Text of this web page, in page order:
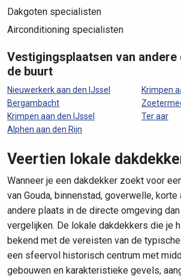
Dakgoten specialisten
Airconditioning specialisten
Vestigingsplaatsen van
de buurt
Nieuwerkerk aan den IJssel
Bergambacht
Krimpen aan den IJssel
Alphen aan den Rijn
Krimpen
Ter aar
Veertien lokale
Wanneer je een dakdekker zoekt voor
van Gouda, binnenstad, goverwelle,
andere plaats in de directe omgeving
vergelijken. De lokale dakdekkers die je
bekend met de vereisten van de typische
een sfeervol historisch centrum met
gebouwen en karakteristieke gevels,